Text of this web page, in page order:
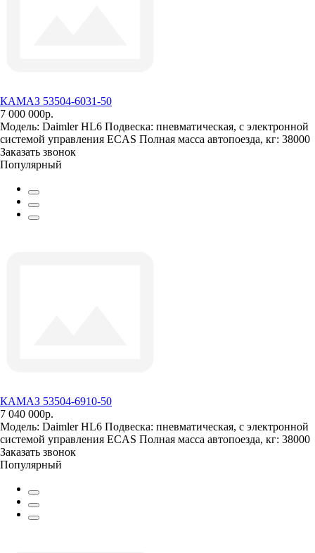
КАМАЗ 53504-6031-50
7 000 000р.
Модель: Daimler HL6 Подвеска: пневматическая, с электронной
системой управления ECAS Полная масса автопоезда, кг: 38000
Заказать звонок
Популярный
КАМАЗ 53504-6910-50
7 040 000р.
Модель: Daimler HL6 Подвеска: пневматическая, с электронной
системой управления ECAS Полная масса автопоезда, кг: 38000
Заказать звонок
Популярный